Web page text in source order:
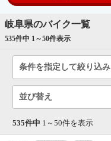
岐阜県のバイク一覧
535件中 1～50件表示
条件を指定して絞り込み
並び替え
535件中 1～ 50件を表示